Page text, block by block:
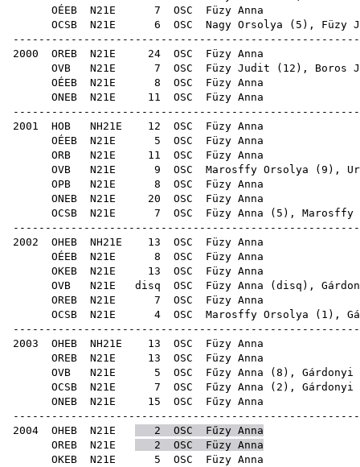
OÉEB N21E 7 OSC
OCSB N21E 6 OSC Nagy Orsolya ( 5 ), Füzy
2000 OREB N21E 24 OSC
OVB N21E 7 OSC Füzy Judit ( 12 ), Boros
OÉEB N21E 8 OSC
ONEB N21E 11 OSC
2001 HOB NH21E 12 OSC
OÉEB N21E 5 OSC
ORB N21E 11 OSC
OVB N21E 9 OSC Marosffy Orsolya ( 9 ),
OPB N21E 8 OSC
ONEB N21E 20 OSC
OCSB N21E 7 OSC Füzy Anna ( 5 ), Marosffy
2002 OHEB NH21E 13 OSC
OÉEB N21E 8 OSC
OKEB N21E 13 OSC
OVB N21E disq OSC Füzy Anna ( disq ),
OREB N21E 7 OSC
OCSB N21E 4 OSC Marosffy Orsolya ( 1 ),
2003 OHEB NH21E 13 OSC
OREB N21E 13 OSC
OVB N21E 5 OSC Fűzy Anna ( 8 ), Gárdonyi
OCSB N21E 7 OSC Fűzy Anna ( 2 ), Gárdonyi
ONEB N21E 15 OSC
2004 OHEB N21E 2 OSC Fűzy Anna
OREB N21E 2 OSC Füzy Anna
OKEB N21E 5 OSC